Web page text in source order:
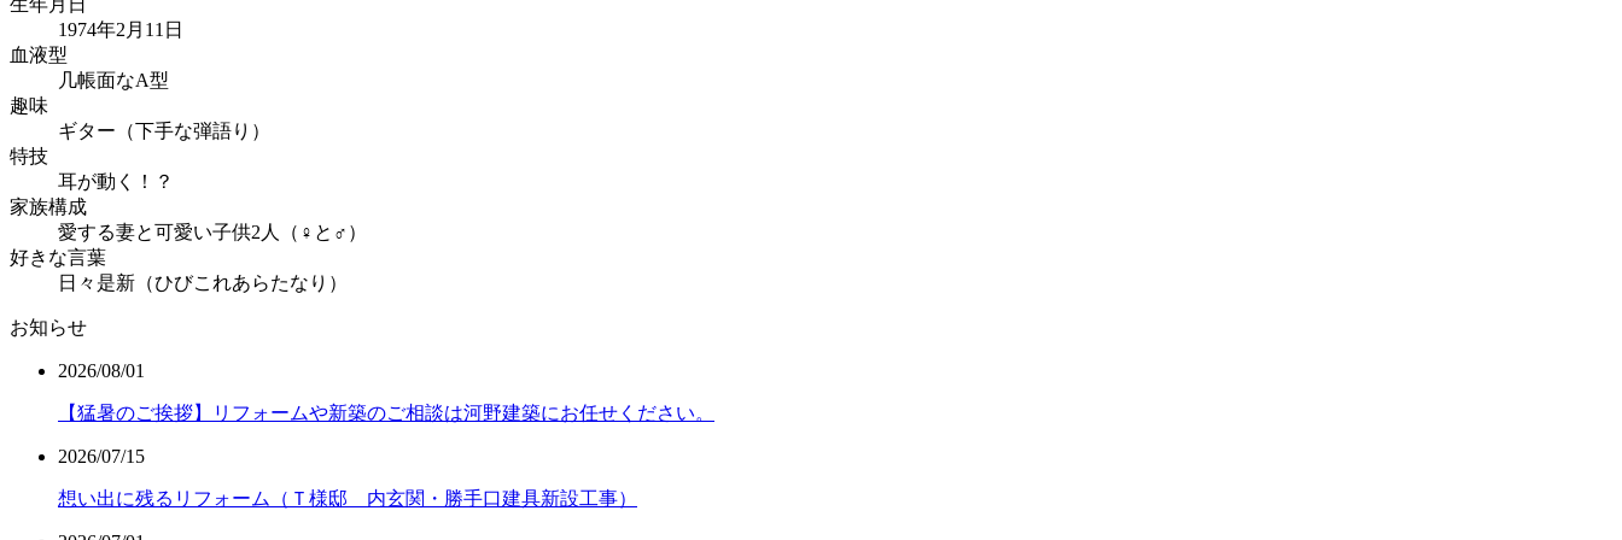
1974年2月11日
血液型
几帳面なA型
趣味
ギター（下手な弾語り）
特技
耳が動く！？
家族構成
愛する妻と可愛い子供2人（♀と♂）
好きな言葉
日々是新（ひびこれあらたなり）
お知らせ
2026/08/01
【猛暑のご挨拶】リフォームや新築のご相談は河野建築にお任せください。
2026/07/15
想い出に残るリフォーム（Ｔ様邸 内玄関・勝手口建具新設工事）